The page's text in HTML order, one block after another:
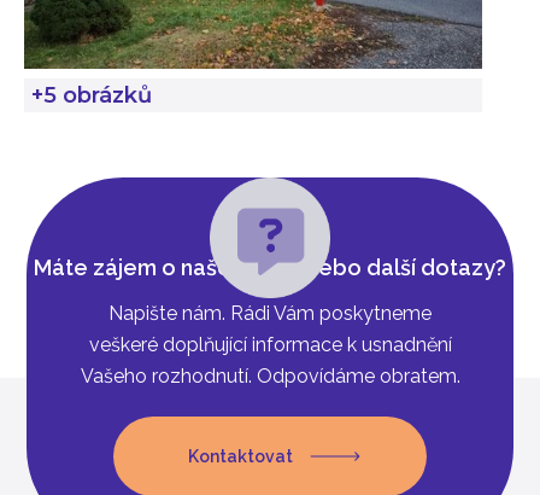
+5 obrázků
Máte zájem o naše řešení nebo další dotazy?
Napište nám. Rádi Vám poskytneme
veškeré doplňující informace k usnadnění
Vašeho rozhodnutí. Odpovídáme obratem.
Kontaktovat